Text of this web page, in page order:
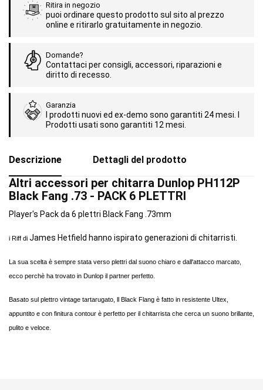
Ritira in negozio
puoi ordinare questo prodotto sul sito al prezzo
online e ritirarlo gratuitamente in negozio.
Domande?
Contattaci per consigli, accessori, riparazioni e
diritto di recesso.
Garanzia
I prodotti nuovi ed ex-demo sono garantiti 24 mesi. I
Prodotti usati sono garantiti 12 mesi.
Descrizione Dettagli del prodotto
Altri accessori per chitarra Dunlop PH112P
Black Fang .73 - PACK 6 PLETTRI
Player's Pack da 6 plettri Black Fang .73mm
i Riff di James Hetfield hanno ispirato generazioni di chitarristi.
La sua scelta è sempre stata verso plettri dal suono chiaro e dall'attacco marcato,
ecco perchè ha trovato in Dunlop il partner perfetto.
Basato sul plettro vintage tartarugato, ll Black Flang è fatto in resistente Ultex,
appuntito e con finitura contour è perfetto per il chitarrista che cerca un suono brillante,
pulito e veloce.